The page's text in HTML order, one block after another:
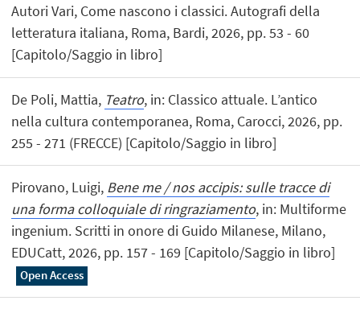
Autori Vari, Come nascono i classici. Autografi della
letteratura italiana, Roma, Bardi, 2026, pp. 53 - 60
[Capitolo/Saggio in libro]
De Poli, Mattia, Teatro, in: Classico attuale. L’antico
nella cultura contemporanea, Roma, Carocci, 2026, pp.
255 - 271 (FRECCE) [Capitolo/Saggio in libro]
Pirovano, Luigi, Bene me / nos accipis: sulle tracce di
una forma colloquiale di ringraziamento, in: Multiforme
ingenium. Scritti in onore di Guido Milanese, Milano,
EDUCatt, 2026, pp. 157 - 169 [Capitolo/Saggio in libro]
Open Access